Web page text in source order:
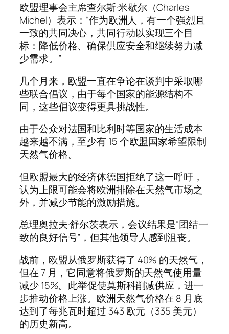
欧盟理事会主席查尔斯·米歇尔（Charles
Michel）表示：“作为欧洲人，有一个强烈且
一致的共同决心，共同行动以实现三个目
标：降低价格、确保供应安全和继续努力减
少需求。”
几个月来，欧盟一直在争论在谈判中采取哪
些联合倡议，由于每个国家的能源结构不
同，这些倡议变得更具挑战性。
由于公众对法国和比利时等国家的生活成本
越来越不满，至少有 15 个欧盟国家希望限制
天然气价格。
但欧盟最大的经济体德国拒绝了这一呼吁，
认为上限可能会将欧洲排除在天然气市场之
外，并减少节能的激励措施。
总理奥拉夫·舒尔茨表示，会议结果是“团结一
致的良好信号”，但其他领导人感到沮丧。
战前，欧盟从俄罗斯获得了 40% 的天然气，
但在 7 月，它同意将俄罗斯的天然气使用量
减少 15%。此举促使莫斯科削减供应，进一
步推动价格上涨。欧洲天然气价格在 8 月底
达到了每兆瓦时超过 343 欧元（335 美元）
的历史新高。